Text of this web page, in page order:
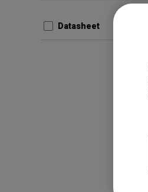
Datasheet